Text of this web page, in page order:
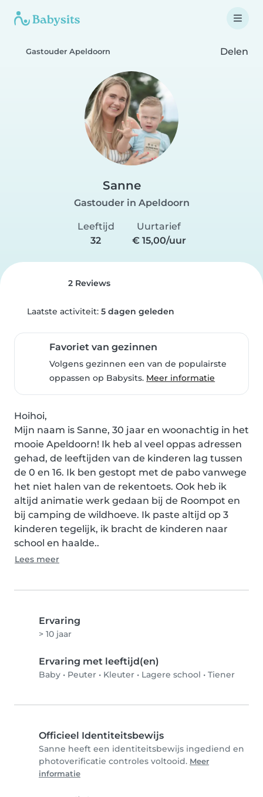
Gastouder Apeldoorn Delen
Sanne
Gastouder in Apeldoorn
Leeftijd
32
Uurtarief
€ 15,00/uur
2 Reviews
Laatste activiteit: 5 dagen geleden
Favoriet van gezinnen
Volgens gezinnen een van de populairste
oppassen op Babysits. Meer informatie
Hoihoi,
Mijn naam is Sanne, 30 jaar en woonachtig in het
mooie Apeldoorn! Ik heb al veel oppas adressen
gehad, de leeftijden van de kinderen lag tussen
de 0 en 16. Ik ben gestopt met de pabo vanwege
het niet halen van de rekentoets. Ook heb ik
altijd animatie werk gedaan bij de Roompot en
bij camping de wildhoeve. Ik paste altijd op 3
kinderen tegelijk, ik bracht de kinderen naar
school en haalde..
Lees meer
Ervaring
> 10 jaar
Ervaring met leeftijd(en)
Baby • Peuter • Kleuter • Lagere school • Tiener
Officieel Identiteitsbewijs
Sanne heeft een identiteitsbewijs ingediend en
photoverificatie controles voltooid. Meer
informatie